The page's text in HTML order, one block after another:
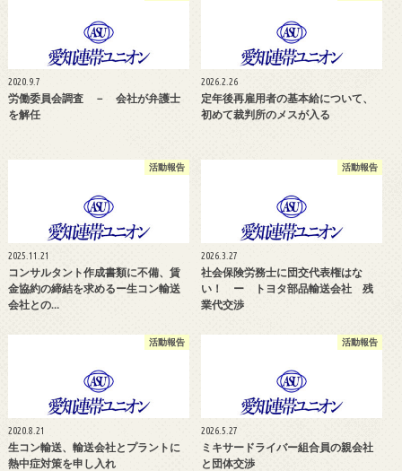
2020.9.7
労働委員会調査 － 会社が弁護士
を解任
2026.2.26
定年後再雇用者の基本給について、
初めて裁判所のメスが入る
活動報告
2025.11.21
コンサルタント作成書類に不備、賃
金協約の締結を求めるー生コン輸送
会社との…
活動報告
2026.3.27
社会保険労務士に団交代表権はな
い！ ー トヨタ部品輸送会社 残
業代交渉
活動報告
2020.8.21
生コン輸送、輸送会社とプラントに
熱中症対策を申し入れ
活動報告
2026.5.27
ミキサードライバー組合員の親会社
と団体交渉